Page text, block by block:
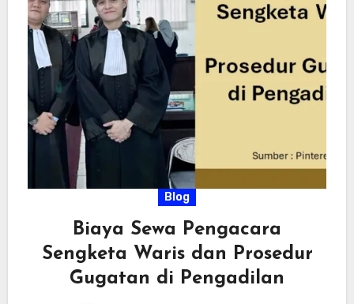
Blog
Biaya Sewa Pengacara
Sengketa Waris dan Prosedur
Gugatan di Pengadilan